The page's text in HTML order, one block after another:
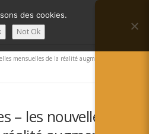
Menu
?
DE LA RA
mensuelles de la réalité augmentée – janvier
– les nouvelles
des cookies.
Not Ok